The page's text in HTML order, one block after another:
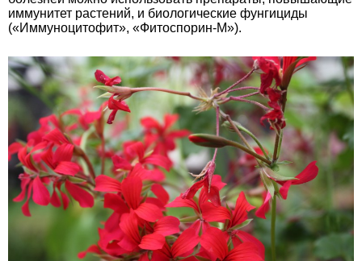
иммунитет растений, и биологические фунгициды
(«Иммуноцитофит», «Фитоспорин-М»).